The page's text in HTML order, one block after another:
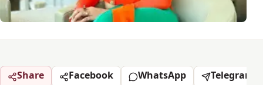
Share Facebook WhatsApp Telegram